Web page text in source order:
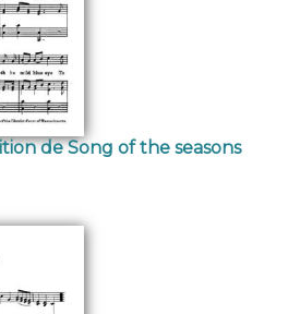
de Song of the seasons